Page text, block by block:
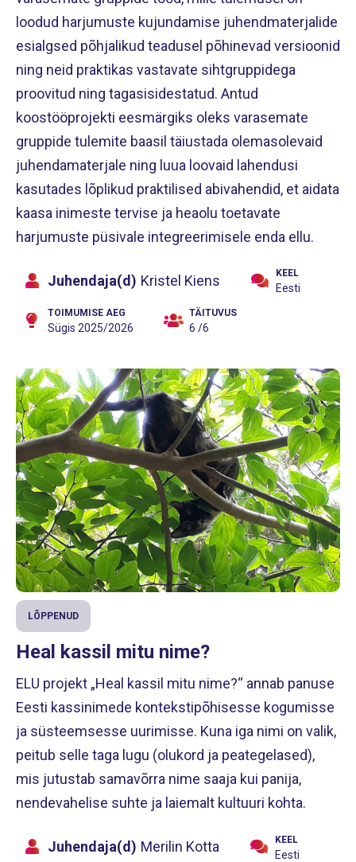
loodud harjumuste kujundamise juhendmaterjalide
esialgsed põhjalikud teadusel põhinevad versioonid
ning neid praktikas vastavate sihtgruppidega
proovitud ning tagasisidestatud. Antud
koostööprojekti eesmärgiks oleks varasemate
gruppide tulemite baasil täiustada olemasolevaid
juhendamaterjale ning luua loovaid lahendusi
kasutades lõplikud praktilised abivahendid, et aidata
kaasa inimeste tervise ja heaolu toetavate
harjumuste püsivale integreerimisele enda ellu.
Juhendaja(d) Kristel Kiens KEEL
Eesti
TOIMUMISE AEG
Sügis 2025/2026
TÄITUVUS
6 /6
LÕPPENUD
Heal kassil mitu nime?
ELU projekt „Heal kassil mitu nime?“ annab panuse
Eesti kassinimede kontekstipõhisesse kogumisse
ja süsteemsesse uurimisse. Kuna iga nimi on valik,
peitub selle taga lugu (olukord ja peategelased),
mis jutustab samavõrra nime saaja kui panija,
nendevahelise suhte ja laiemalt kultuuri kohta.
Juhendaja(d) Merilin Kotta KEEL
Eesti